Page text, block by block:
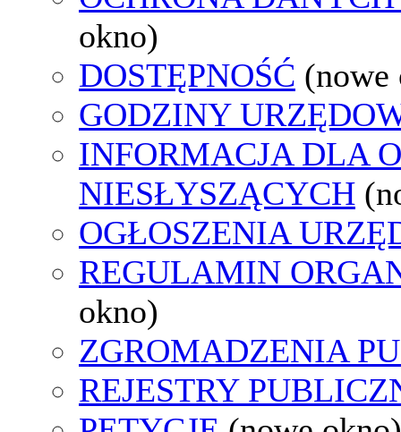
okno)
DOSTĘPNOŚĆ (nowe
GODZINY
INFORMACJA DLA
NIESŁYSZĄCYCH
OGŁOSZENIA
REGULAMIN
okno)
ZGROMADZENIA
REJESTRY